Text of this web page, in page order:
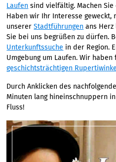
Laufen sind vielfältig. Machen Sie
Haben wir Ihr Interesse geweckt,
unsererStadtführungen ans Herz
Sie bei uns begrüßen zu dürfen.
Unterkunftssuche in der Region.
Umgebung um Laufen. Wir
geschichtsträchtigen
Durch Anklicken des
Minuten lang hineinschnuppern
Fluss!